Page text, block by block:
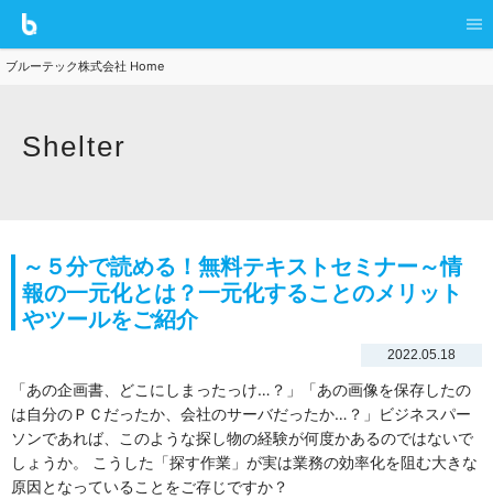
ブルーテック株式会社 Home
Shelter
～５分で読める！無料テキストセミナー～情
報の一元化とは？一元化することのメリット
やツールをご紹介
2022.05.18
「あの企画書、どこにしまったっけ…？」「あの画像を保存したの
は⾃分のＰＣだったか、会社のサーバだったか…？」ビジネスパー
ソンであれば、このような探し物の経験が何度かあるのではないで
しょうか。 こうした「探す作業」が実は業務の効率化を阻む⼤きな
原因となっていることをご存じですか？